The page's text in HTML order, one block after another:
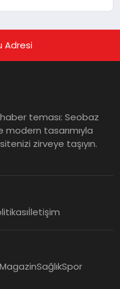
Adresi
teması: Seobaz
modern tasarımıyla
zirveye taşıyın.
İletişim
MagazinSağlıkSpor